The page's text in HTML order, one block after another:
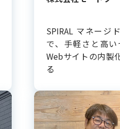
SPIRAL マネージ
で、手軽さと高
Webサイトの内製
る